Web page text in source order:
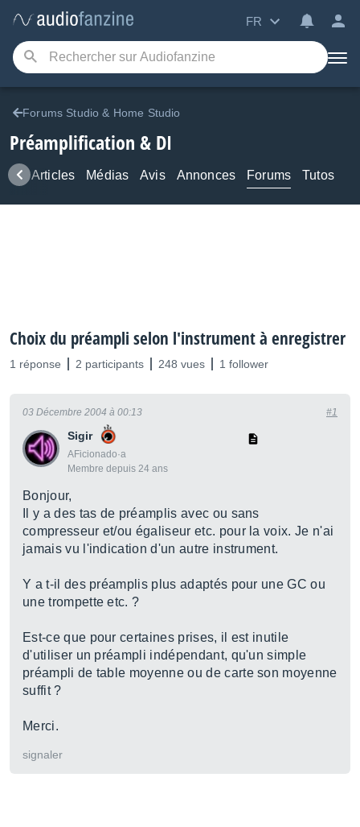
FR
Forums Studio & Home Studio
Préamplification & DI
Articles Médias Avis Annonces Forums Tutos
Choix du préampli selon l'instrument à enregistrer
1 réponse 2 participants 248 vues 1 follower
Sigir
AFicionado·a
Membre depuis 24 ans
03 Décembre 2004 à 00:13 #1
Bonjour,
Il y a des tas de préamplis avec ou sans
compresseur et/ou égaliseur etc. pour la voix. Je n'ai
jamais vu l'indication d'un autre instrument.
Y a t-il des préamplis plus adaptés pour une GC ou
une trompette etc. ?
Est-ce que pour certaines prises, il est inutile
d'utiliser un préampli indépendant, qu'un simple
préampli de table moyenne ou de carte son moyenne
suffit ?
Merci.
signaler